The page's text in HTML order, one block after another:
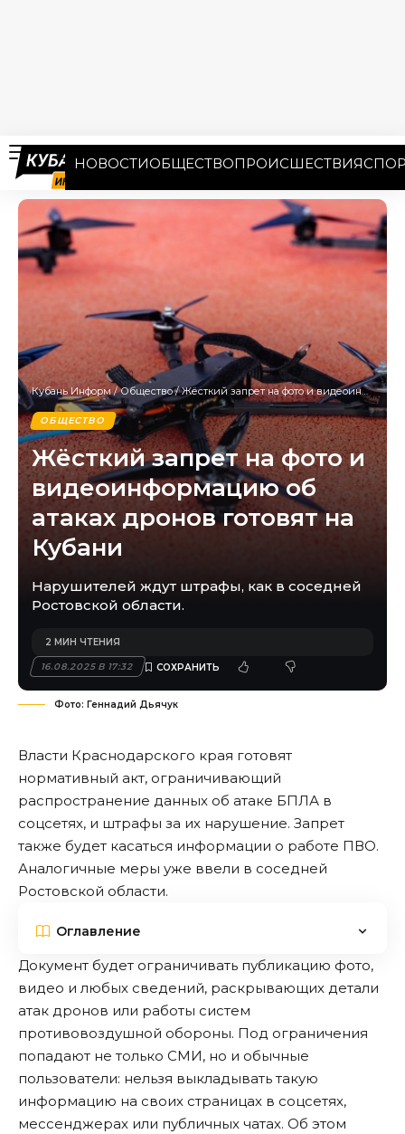
НОВОСТИОБЩЕСТВОПРОИСШЕСТВИЯ
Кубань Информ/Общество/Жёсткий запрет на фото и видеоинформацию об атаках дронов готовят на Кубани
ОБЩЕСТВО
Жёсткий запрет на фото и
видеоинформацию об
атаках дронов готовят на
Кубани
Нарушителей ждут штрафы, как в соседней
Ростовской области.
16.08.2025 В 17:32
2 МИН ЧТЕНИЯ
Фото: Геннадий Дьячук
Власти Краснодарского края готовят
нормативный акт, ограничивающий
распространение данных об атаке БПЛА в
соцсетях, и штрафы за их нарушение. Запрет
также будет касаться информации о работе ПВО.
Аналогичные меры уже ввели в соседней
Ростовской области.
Оглавление
Документ будет ограничивать публикацию фото,
видео и любых сведений, раскрывающих детали
атак дронов или работы систем
противовоздушной обороны. Под ограничения
попадают не только СМИ, но и обычные
пользователи: нельзя выкладывать такую
информацию на своих страницах в соцсетях,
мессенджерах или публичных чатах. Об этом